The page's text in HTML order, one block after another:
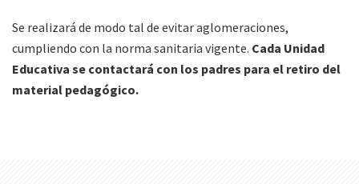
Se realizará de modo tal de evitar aglomeraciones,
cumpliendo con la norma sanitaria vigente. Cada Unidad
Educativa se contactará con los padres para el retiro del
material pedagógico.